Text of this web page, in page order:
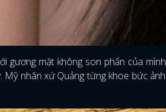
gương mặt không son phấn của
nhân xứ Quảng từng khoe bức